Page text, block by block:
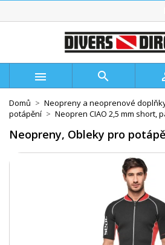
 
Domů Neopreny a neoprenové
potápění
Neopren CIAO 2,5 mm short,
Neopreny, Obleky pro